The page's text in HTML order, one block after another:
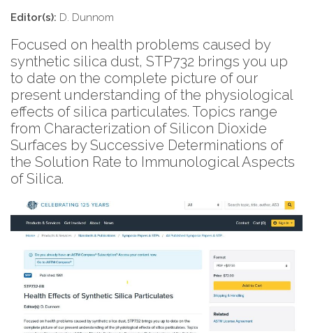
Editor(s): D. Dunnom
Focused on health problems caused by
synthetic silica dust, STP732 brings you up
to date on the complete picture of our
present understanding of the physiological
effects of silica particulates. Topics range
from Characterization of Silicon Dioxide
Surfaces by Successive Determinations of
the Solution Rate to Immunological Aspects
of Silica.